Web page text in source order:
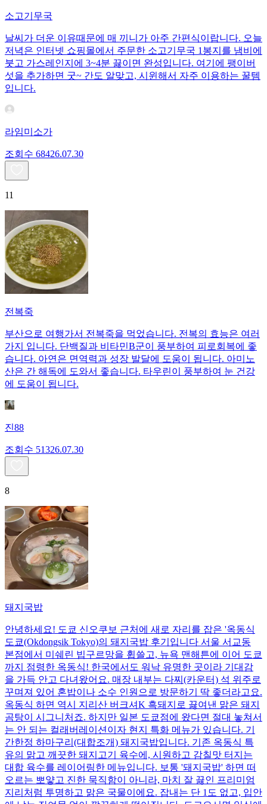
소고기무국
날씨가 더운 이유때문에 매 끼니가 아주 간편식이랍니다. 오늘
저녁은 인터넷 쇼핑몰에서 주문한 소고기무국 1봉지를 냄비에
붓고 가스레인지에 3~4분 끓이면 완성입니다. 여기에 팽이버
섯을 추가하면 굿~ 간도 알맞고, 시윈해서 자주 이용하는 꿀템
입니다.
라임미소가
조회수 68426.07.30
11
전복죽
부산으로 여행가서 전복죽을 먹었습니다. 전복의 효능은 여러
가지 입니다. 단백질과 비타민B군이 풍부하여 피로회복에 좋
습니다. 아연은 면역력과 성장 발달에 도움이 됩니다. 아미노
산은 간 해독에 도와서 좋습니다. 타우린이 풍부하여 눈 건강
에 도움이 됩니다.
진88
조회수 51326.07.30
8
돼지국밥
안녕하세요! 도쿄 신오쿠보 근처에 새로 자리를 잡은 '옥동식
도쿄(Okdongsik Tokyo)의 돼지국밥 후기입니다 서울 서교동
본점에서 미쉐린 빕구르망을 휩쓸고, 뉴욕 맨해튼에 이어 도쿄
까지 점령한 옥동식! 한국에서도 워낙 유명한 곳이라 기대감
을 가득 안고 다녀왔어요. 매장 내부는 다찌(카운터) 석 위주로
꾸며져 있어 혼밥이나 소수 인원으로 방문하기 딱 좋더라고요.
옥동식 하면 역시 지리산 버크셔K 흑돼지로 끓여낸 맑은 돼지
곰탕이 시그니처죠. 하지만 일본 도쿄점에 왔다면 절대 놓쳐서
는 안 되는 컬래버레이션이자 현지 특화 메뉴가 있습니다. 기
간한정 하마구리(대합조개) 돼지국밥입니다. 기존 옥동식 특
유의 맑고 깨끗한 돼지고기 육수에, 시원하고 감칠맛 터지는
대합 육수를 레이어링한 메뉴입니다. 보통 '돼지국밥' 하면 떠
오르는 뽀얗고 진한 묵직함이 아니라, 마치 잘 끓인 프리미엄
지리처럼 투명하고 맑은 국물이에요. 잡내는 단 1도 없고, 입안